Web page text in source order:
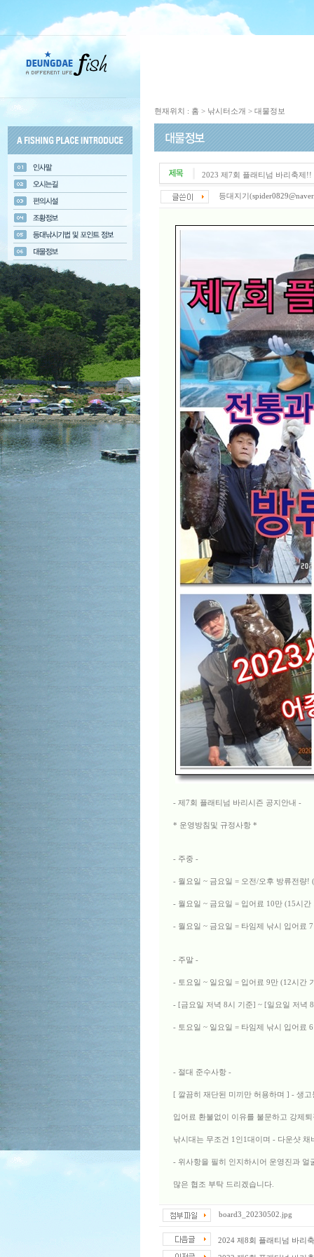
현재위치 : 홈 > 낚시터소개 > 대물정보
2023 제7회 플래티넘 바리축제!!
등대지기(
- 제7회 플래티넘 바리시즌 공지안내 -
* 운영방침및 규정사항 *
- 주중 -
- 월요일 ~ 금요일 = 오전/오후 방류전량
- 월요일 ~ 금요일 = 입어료 10만 (15시
- 월요일 ~ 금요일 = 타임제 낚시 입어료
- 주말 -
- 토요일 ~ 일요일 = 입어료 9만 (12시간
- [금요일 저녁 8시 기준] ~ [일요일 저녁
- 토요일 ~ 일요일 = 타임제 낚시 입어료
- 절대 준수사항 -
[ 깔끔히 재단된 미끼만 허용하며 ] - 생
입어료 환불없이 이유를 불문하고 강제
낚시대는 무조건 1인1대이며 - 다운샷
- 위사항을 필히 인지하시어 운영진과 얼
많은 협조 부탁 드리겠습니다.
board3_20230502.jpg
2024 제8회 플래티넘 바리